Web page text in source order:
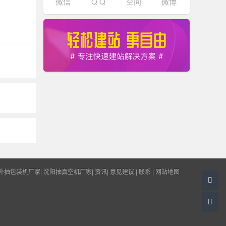
抽包装机厂家| 沈阳抽真空机厂家| 资讯| 意见建议 | 联系 | 网站地图